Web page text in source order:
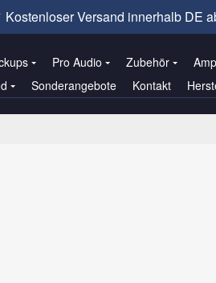
Kostenloser Versand innerhalb DE
Pro Audio Zubehör
Sonderangebote Kontakt